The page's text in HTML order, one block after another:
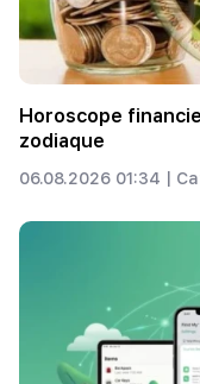
Horoscope
zodiaque
06.08.2026 01:34 |